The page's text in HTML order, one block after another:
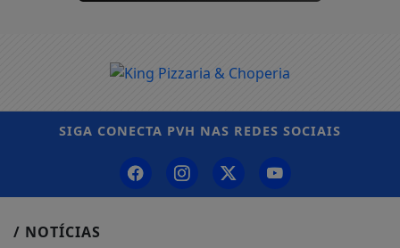
SIGA CONECTA PVH NAS REDES SOCIAIS
/ NOTÍCIAS